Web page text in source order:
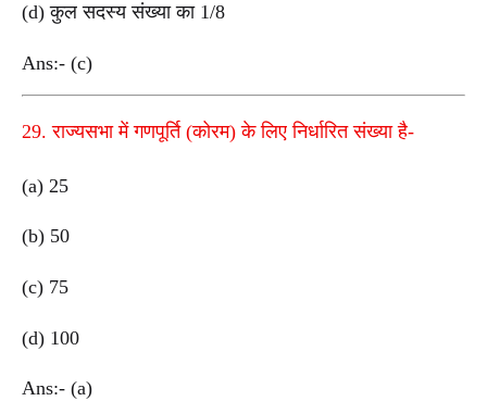
(d) कुल सदस्य संख्या का 1/8
Ans:- (c)
29. राज्यसभा में गणपूर्ति (कोरम) के लिए निर्धारित संख्या है-
(a) 25
(b) 50
(c) 75
(d) 100
Ans:- (a)